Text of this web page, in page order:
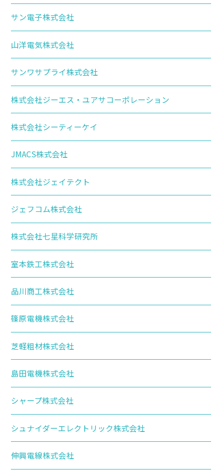
サン電子株式会社
山洋電気株式会社
サンワサプライ株式会社
株式会社ジーエス・ユアサコーポレーション
株式会社シーティーケイ
JMACS株式会社
株式会社ジェイテクト
ジェフコム株式会社
株式会社七星科学研究所
室本鉄工株式会社
品川商工株式会社
篠原電機株式会社
芝軽粗材株式会社
島田電機株式会社
シャープ株式会社
シュナイダーエレクトリック株式会社
伸興電線株式会社